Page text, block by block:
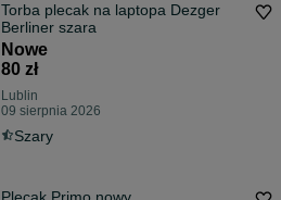
Torba plecak na laptopa Dezger
Berliner szara
Nowe
80 zł
Lublin
09 sierpnia 2026
Szary